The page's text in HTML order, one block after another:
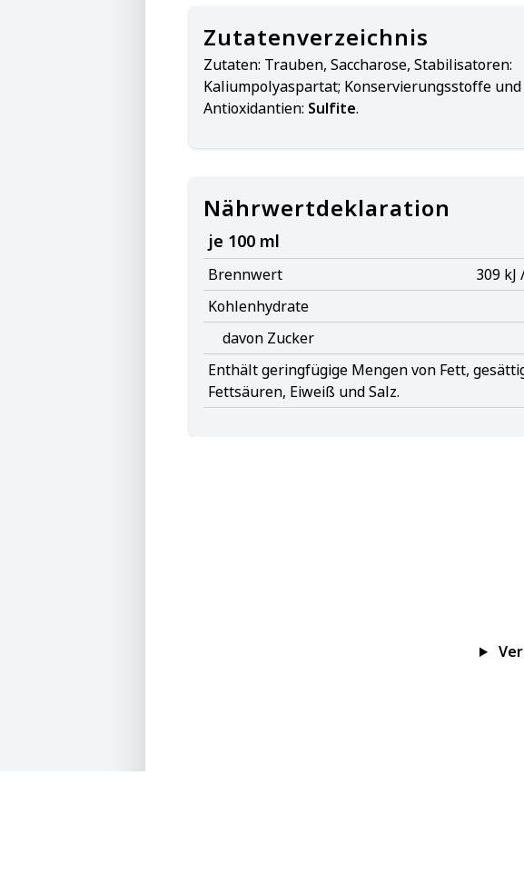
Zutatenverzeichnis
Zutaten: Trauben, Saccharose, Stabilisatoren:
Kaliumpolyaspartat; Konservierungsstoffe und
Antioxidantien: Sulfite.
Nährwertdeklaration
je 100 ml
Brennwert
Kohlenhydrate
davon Zucker
Enthält geringfügige Mengen von Fett,
Fettsäuren, Eiweiß und Salz.